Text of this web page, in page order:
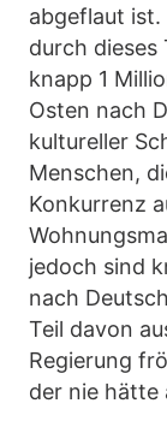
abgeflaut ist.
durch dieses
knapp 1
Osten nach
kultureller
Menschen,
Konkurrenz
jedoch sind
nach
Teil davon
Regierung
der nie hätte